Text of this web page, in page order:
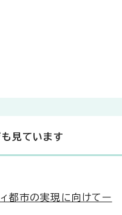
見ています
都市の実現に向けてー